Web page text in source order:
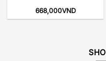
668,000VND